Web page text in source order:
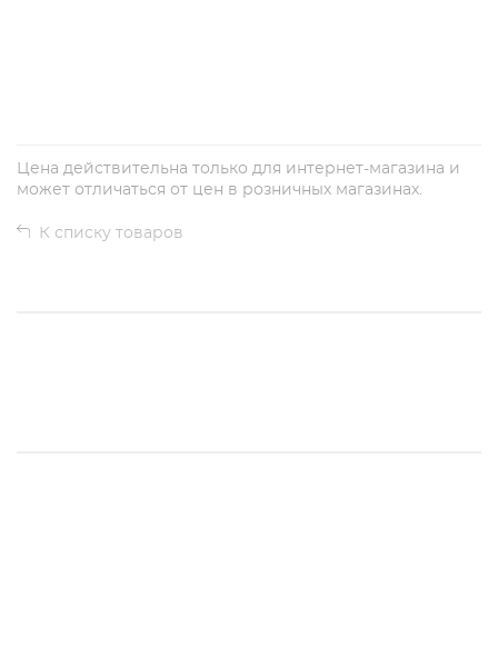
Цена действительна только для интернет-магазина и
может отличаться от цен в розничных магазинах.
К списку товаров